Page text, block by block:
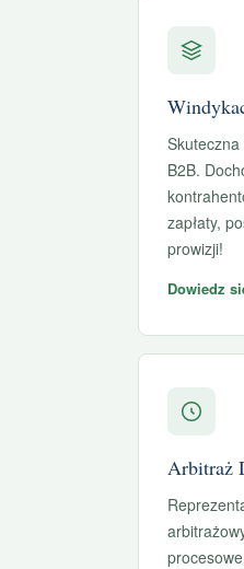
B2B.
zapłaty,
prowizji!
Dowiedz
Arbitraż